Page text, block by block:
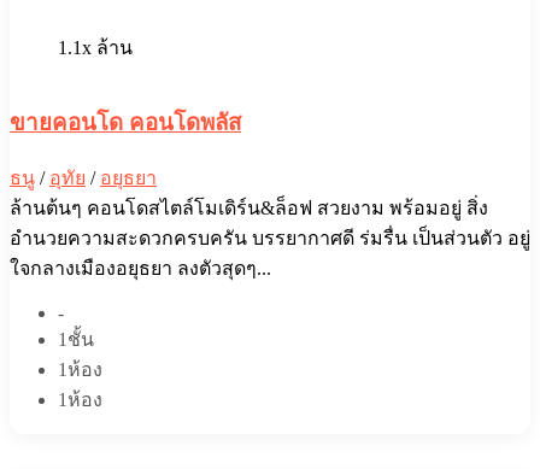
1.1x ล้าน
ขายคอนโด คอนโดพลัส
ธนู / อุทัย / อยุธยา
ล้านต้นๆ คอนโดสไตล์โมเดิร์น&ล็อฟ สวยงาม พร้อมอยู่ สิ่ง
อำนวยความสะดวกครบครัน บรรยากาศ​ดี ร่มรื่น​ เป็นส่วนตัว อยู่
ใจกลางเมืองอยุธยา ลงตัวสุดๆ...
-
1ชั้น
1ห้อง
1ห้อง